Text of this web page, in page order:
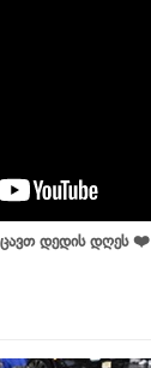
დედის დღეს ❤️